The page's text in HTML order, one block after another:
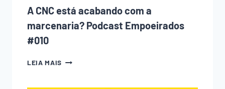
A CNC está acabando com a
marcenaria? Podcast Empoeirados
#010
LEIA MAIS A